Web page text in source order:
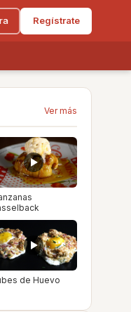
Regístrate
Ver más
de Huevo